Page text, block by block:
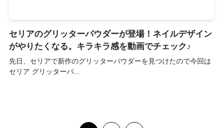
セリアのグリッターパウダーが登場！ネイルデザイン
がやりたくなる。キラキラ感を動画でチェック♪
先日、セリアで新作のグリッターパウダーを見つけたので今回は
セリア グリッターパ...